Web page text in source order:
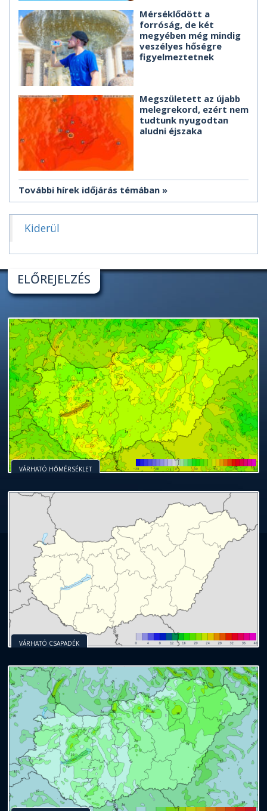
Mérséklődött a
forróság, de két
megyében még mindig
veszélyes hőségre
figyelmeztetnek
Megszületett az újabb
melegrekord, ezért nem
tudtunk nyugodtan
aludni éjszaka
További hírek időjárás témában
Kiderül
ELŐREJELZÉS
VÁRHATÓ HŐMÉRSÉKLET
VÁRHATÓ CSAPADÉK